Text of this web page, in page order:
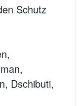
Schutz
Dschibuti,